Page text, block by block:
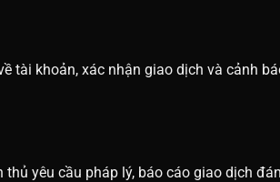
tài khoản, xác nhận giao dịch và cảnh
yêu cầu pháp lý, báo cáo giao dịch